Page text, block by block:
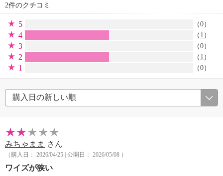
2件のクチコミ
5 （0）
4 （ 1 ）
3 （0）
2 （ 1 ）
1 （0）
みちゃまま さん
（購入日： 2026/04/25 | 公開日： 2026/05/08 ）
ワイズが狭い